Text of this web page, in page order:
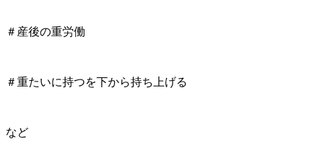
＃産後の重労働
＃重たいに持つを下から持ち上げる
など